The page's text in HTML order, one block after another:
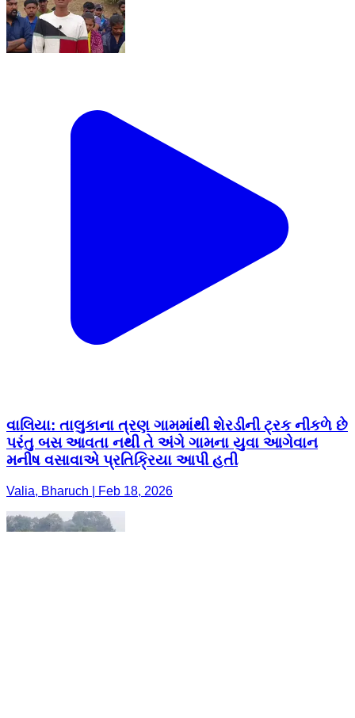
વાલિયા: તાલુકાના ત્રણ ગામમાંથી શેરડીની ટ્રક નીકળે છે
પરંતુ બસ આવતા નથી તે અંગે ગામના યુવા આગેવાન
મનીષ વસાવાએ પ્રતિક્રિયા આપી હતી
Valia, Bharuch | Feb 18, 2026